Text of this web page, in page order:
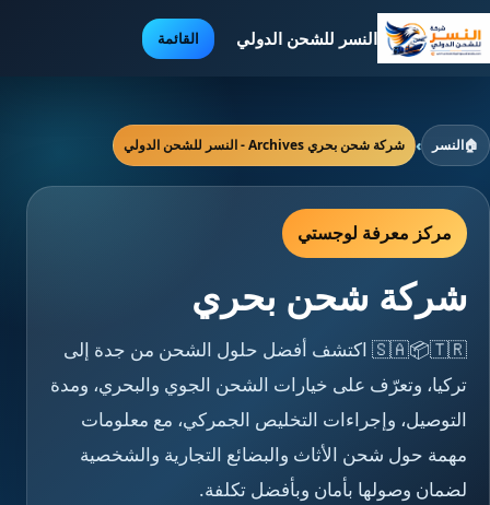
النسر للشحن الدولي القائمة
🏠النسر › شركة شحن بحري Archives - النسر للشحن الدولي
مركز معرفة لوجستي
شركة شحن بحري
🇸🇦📦🇹🇷 اكتشف أفضل حلول الشحن من جدة إلى
تركيا، وتعرّف على خيارات الشحن الجوي والبحري، ومدة
التوصيل، وإجراءات التخليص الجمركي، مع معلومات
مهمة حول شحن الأثاث والبضائع التجارية والشخصية
لضمان وصولها بأمان وبأفضل تكلفة.